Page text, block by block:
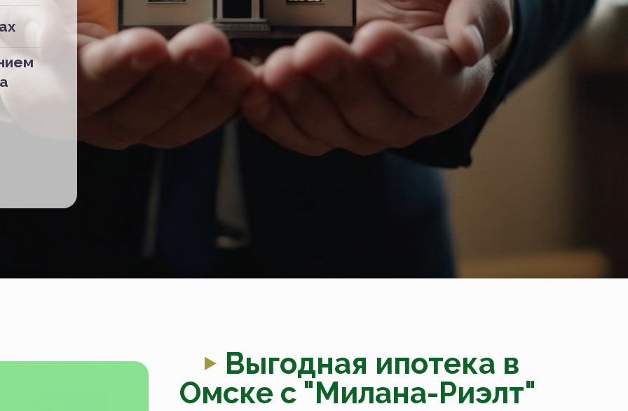
Выгодная ипотека в
Омске с "Милана-Риэлт"